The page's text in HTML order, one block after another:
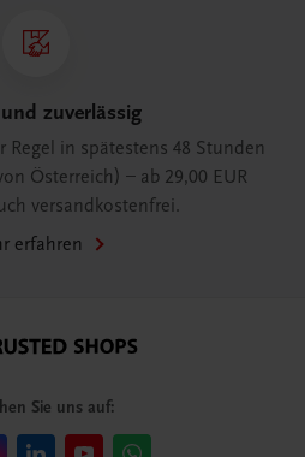
zuverlässig
Regel in spätestens 48 Stunden
Österreich) – ab 29,00 EUR
versandkostenfrei.
erfahren
Sie uns auf: